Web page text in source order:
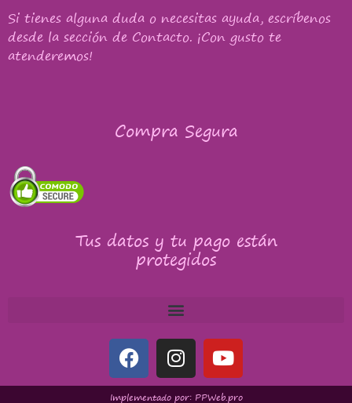
Si tienes alguna duda o necesitas ayuda, escríbenos
desde la sección de Contacto. ¡Con gusto te
atenderemos!
Compra Segura
Tus datos y tu pago están
protegidos
Implementado por: PPWeb.pro